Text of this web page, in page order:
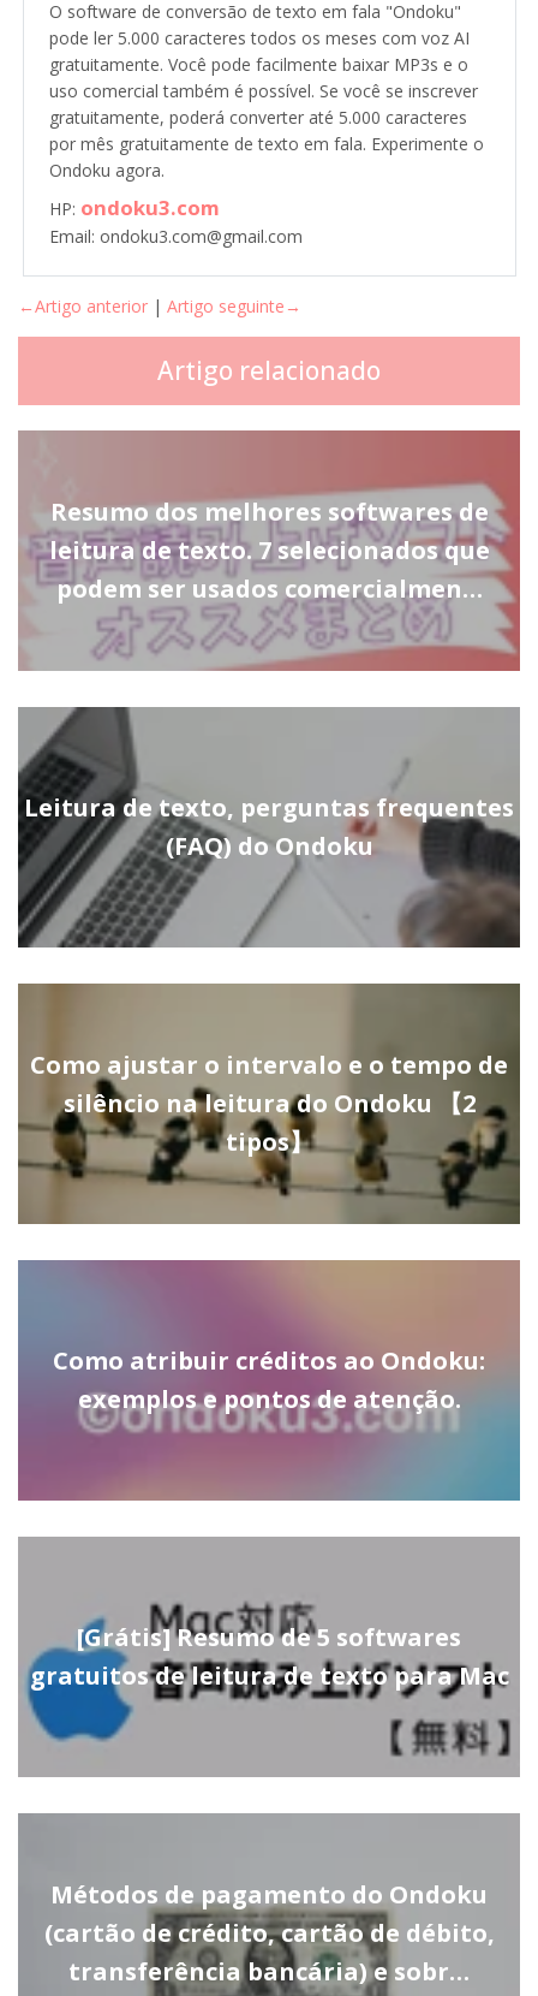
O software de conversão de texto em fala "Ondoku"
pode ler 5.000 caracteres todos os meses com voz AI
gratuitamente. Você pode facilmente baixar MP3s e o
uso comercial também é possível. Se você se inscrever
gratuitamente, poderá converter até 5.000 caracteres
por mês gratuitamente de texto em fala. Experimente o
Ondoku agora.
HP: ondoku3.com
Email: ondoku3.com@gmail.com
←Artigo anterior | Artigo seguinte→
Artigo relacionado
Resumo dos melhores softwares de
leitura de texto. 7 selecionados que
podem ser usados comercialmen…
Leitura de texto, perguntas frequentes
(FAQ) do Ondoku
Como ajustar o intervalo e o tempo de
silêncio na leitura do Ondoku 【2
tipos】
Como atribuir créditos ao Ondoku:
exemplos e pontos de atenção.
[Grátis] Resumo de 5 softwares
gratuitos de leitura de texto para Mac
Métodos de pagamento do Ondoku
(cartão de crédito, cartão de débito,
transferência bancária) e sobr…